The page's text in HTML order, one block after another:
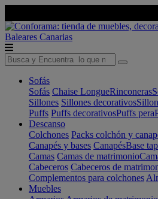
Baleares Canarias
Sofás
Sofás Chaise LongueRinconeras
Sillones Sillones decorativos
Puffs Puffs decorativosPuffs pera
Descanso
Colchones Packs colchón y
Canapés y bases CanapésBase
Camas Camas de matrimonio
Cabeceros Cabeceros de
Complementos para colchones
Muebles